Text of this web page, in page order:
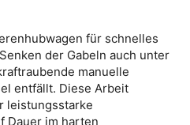
für schnelles
der Gabeln auch unter
manuelle
entfällt. Diese Arbeit
leistungsstarke
Dauer im harten